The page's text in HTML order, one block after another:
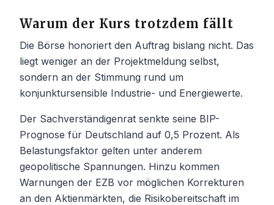
Warum der Kurs trotzdem fällt
Die Börse honoriert den Auftrag bislang nicht. Das
liegt weniger an der Projektmeldung selbst,
sondern an der Stimmung rund um
konjunktursensible Industrie- und Energiewerte.
Der Sachverständigenrat senkte seine BIP-
Prognose für Deutschland auf 0,5 Prozent. Als
Belastungsfaktor gelten unter anderem
geopolitische Spannungen. Hinzu kommen
Warnungen der EZB vor möglichen Korrekturen
an den Aktienmärkten, die Risikobereitschaft im